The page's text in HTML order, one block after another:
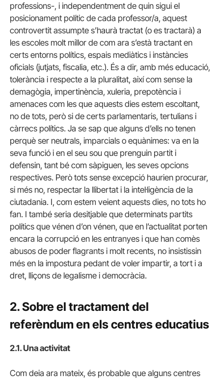
professions-, i independentment de quin sigui el
posicionament polític de cada professor/a, aquest
controvertit assumpte s’haurà tractat (o es tractarà) a
les escoles molt millor de com ara s’està tractant en
certs entorns polítics, espais mediàtics i instàncies
oficials (jutjats, fiscalia, etc.). És a dir, amb més educació,
tolerància i respecte a la pluralitat, així com sense la
demagògia, impertinència, xuleria, prepotència i
amenaces com les que aquests dies estem escoltant,
no de tots, però si de certs parlamentaris, tertulians i
càrrecs polítics. Ja se sap que alguns d’ells no tenen
perquè ser neutrals, imparcials o equànimes: va en la
seva funció i en el seu sou que prenguin partit i
defensin, tant bé com sàpiguen, les seves opcions
respectives. Però tots sense excepció haurien procurar,
si més no, respectar la llibertat i la intel·ligència de la
ciutadania. I, com estem veient aquests dies, no tots ho
fan. I també seria desitjable que determinats partits
polítics que vénen d’on vénen, que en l’actualitat porten
encara la corrupció en les entranyes i que han comès
abusos de poder flagrants i molt recents, no insistissin
més en la impostura pedant de voler impartir, a tort i a
dret, lliçons de legalisme i democràcia.
2. Sobre el tractament del
referèndum en els centres educatius
2.1. Una activitat
Com deia ara mateix, és probable que alguns centres